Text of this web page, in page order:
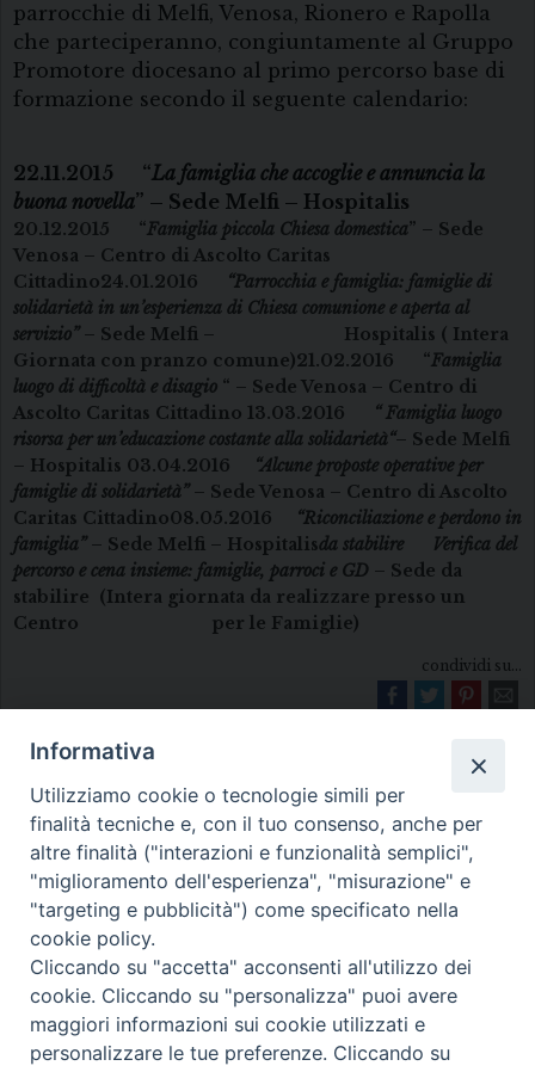
parrocchie di Melfi, Venosa, Rionero e Rapolla
che parteciperanno, congiuntamente al Gruppo
Promotore diocesano al primo percorso base di
formazione secondo il seguente calendario:
22.11.2015 “La famiglia che accoglie e annuncia la
buona novella” – Sede Melfi – Hospitalis
20.12.2015 “Famiglia piccola Chiesa domestica” – Sede
Venosa – Centro di Ascolto Caritas
Cittadino24.01.2016
“Parrocchia e famiglia: famiglie di
solidarietà in un’esperienza di Chiesa comunione e aperta al
servizio”– Sede Melfi –
Hospitalis ( Intera
Giornata con pranzo comune)21.02.2016 “Famiglia
luogo di difficoltà e disagio “ – Sede Venosa – Centro di
Ascolto Caritas Cittadino 13.03.2016
“ Famiglia luogo
risorsa per un’educazione costante alla solidarietà“– Sede Melfi
– Hospitalis 03.04.2016
“Alcune proposte operative per
famiglie di solidarietà”– Sede Venosa – Centro di Ascolto
Caritas Cittadino08.05.2016
“Riconciliazione e perdono in
famiglia”– Sede Melfi – Hospitalisda stabilire Verifica del
percorso e cena insieme: famiglie, parroci e GD – Sede da
stabilire (Intera giornata da realizzare presso un
Centro
per le Famiglie)
condividi su...
Diocesi di Melfi Rapolla Venosa
• Largo Duomo, 12 - 85025 MELFI (PZ) •
Tel. 0972238604
PEC ufficiale della Diocesi:
diocesi.melfi_rapolla_venosa@legalmail.it
Informativa
Utilizziamo cookie o tecnologie simili per
finalità tecniche e, con il tuo consenso, anche per
altre finalità ("interazioni e funzionalità semplici",
"miglioramento dell'esperienza", "misurazione" e
"targeting e pubblicità") come specificato nella
cookie policy.
Cliccando su "accetta" acconsenti all'utilizzo dei
cookie. Cliccando su "personalizza" puoi avere
maggiori informazioni sui cookie utilizzati e
personalizzare le tue preferenze. Cliccando su